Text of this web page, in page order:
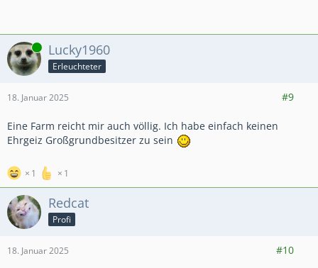
Online Lucky1960
Erleuchteter
18. Januar 2025
#9
Eine Farm reicht mir auch völlig. Ich habe einfach keinen
Ehrgeiz Großgrundbesitzer zu sein
1 1
Redcat
Profi
18. Januar 2025
#10